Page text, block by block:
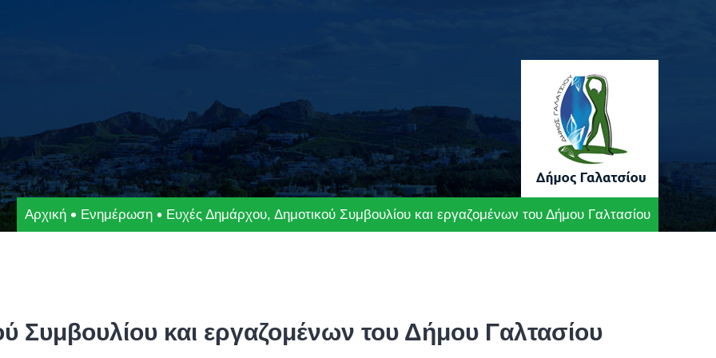
Αρχική Ενημέρωση Ευχές Δημάρχου, Δημοτικού Συμβουλίου και εργαζομένων του Δήμου Γαλτασίου
Συμβουλίου και εργαζομένων του Δήμου Γαλτασίου